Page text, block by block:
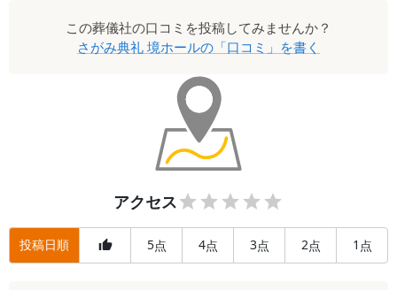
この葬儀社の口コミを投稿してみませんか？
さがみ典礼 境ホールの「口コミ」を書く
アクセス
投稿日順 5点 4点 3点 2点 1 点